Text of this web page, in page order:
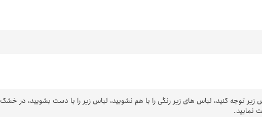
زیر توجه کنید، لباس های زیر رنگی را با هم نشویید، لباس زیر را با دست بشویید، در خشک
نمایید.